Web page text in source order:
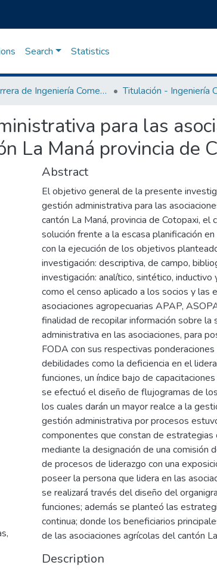
Search Statistics
Carrera de Ingeniería Comercial
para las
La Maná provincia de
Abstract
El objetivo general de la presente
gestión administrativa para las
cantón La Maná, provincia de Cotopaxi, el
solución frente a la escasa planificación
con la ejecución de los objetivos
investigación: descriptiva, de campo,
investigación: analítico, sintético,
como el censo aplicado a los socios y las
asociaciones agropecuarias APAP,
finalidad de recopilar información sobre la
administrativa en las asociaciones, para
FODA con sus respectivas
debilidades como la deficiencia en el
funciones, un índice bajo de
se efectuó el diseño de flujogramas de
los cuales darán un mayor realce a la
gestión administrativa por procesos
componentes que constan de estrategias
mediante la designación de una comisión
de procesos de liderazgo con una
poseer la persona que lidera en las
se realizará través del diseño del
funciones; además se planteó las
continua; donde los beneficiarios
de las asociaciones agrícolas del cantón
Description